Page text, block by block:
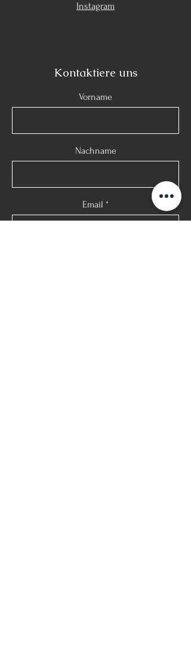
Instagram
Kontaktiere uns
Vorname
Nachname
Email